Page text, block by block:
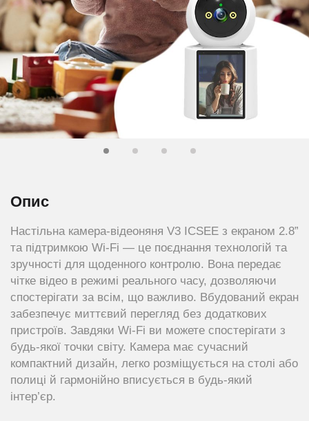
Опис
Настільна камера-відеоняня V3 ICSEE з екраном 2.8”
та підтримкою Wi-Fi — це поєднання технологій та
зручності для щоденного контролю. Вона передає
чітке відео в режимі реального часу, дозволяючи
спостерігати за всім, що важливо. Вбудований екран
забезпечує миттєвий перегляд без додаткових
пристроїв. Завдяки Wi-Fi ви можете спостерігати з
будь-якої точки світу. Камера має сучасний
компактний дизайн, легко розміщується на столі або
полиці й гармонійно вписується в будь-який
інтер’єр.